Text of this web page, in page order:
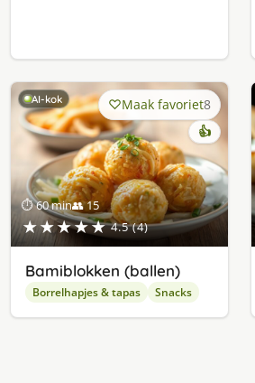
AI-kok
⏱ 60 min👥 15
★★★★★ 4.5 (4)
Maak favoriet8
👍
Bamiblokken (ballen)
Borrelhapjes & tapas Snacks